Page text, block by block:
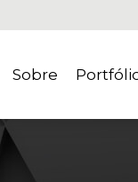
Sobre